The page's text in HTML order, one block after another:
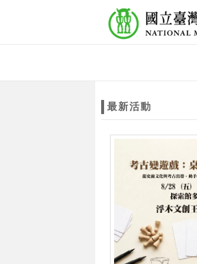
最新活動